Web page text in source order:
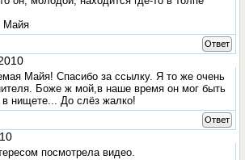
Майя
Ответ
Майя! Спасибо за ссылку. Я то же очень
Боже ж мой,в наше время он мог быть
нищете... До слёз жалко!
Ответ
посмотрела видео.